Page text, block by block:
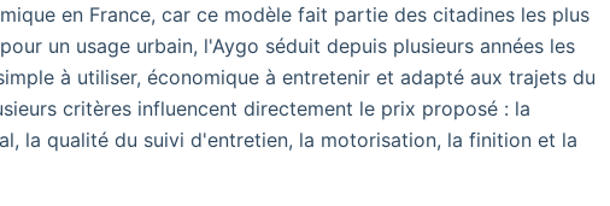
en France, car ce modèle fait partie des citadines les plus
un usage urbain, l'Aygo séduit depuis plusieurs années les
à utiliser, économique à entretenir et adapté aux trajets du
critères influencent directement le prix proposé : la
la qualité du suivi d'entretien, la motorisation, la finition et la